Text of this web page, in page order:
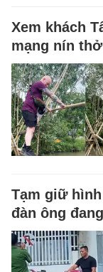
Xem khách
mạng nín
Tạm giữ
đàn ông